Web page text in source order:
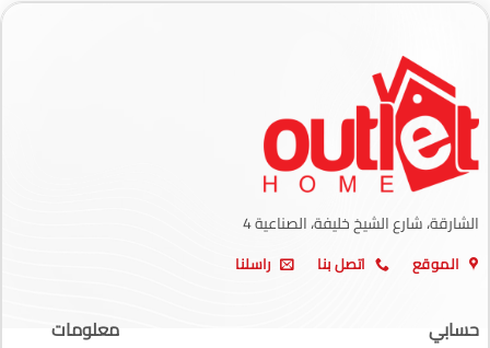
الشارقة، شارع الشيخ خليفة، الصناعية 4
الموقع اتصل بنا راسلنا
حسابي معلومات